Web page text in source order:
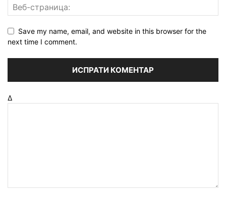
Save my name, email, and website in this browser for the
next time I comment.
Δ